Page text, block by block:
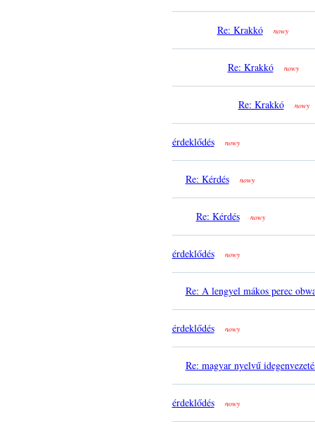
Re: Krakkó nowy
Re: Krakkó nowy
Re: Krakkó nowy
érdeklődés nowy
Re: Kérdés nowy
Re: Kérdés nowy
érdeklődés nowy
Re: A lengyel mákos perec
érdeklődés nowy
Re: magyar nyelvű
érdeklődés nowy